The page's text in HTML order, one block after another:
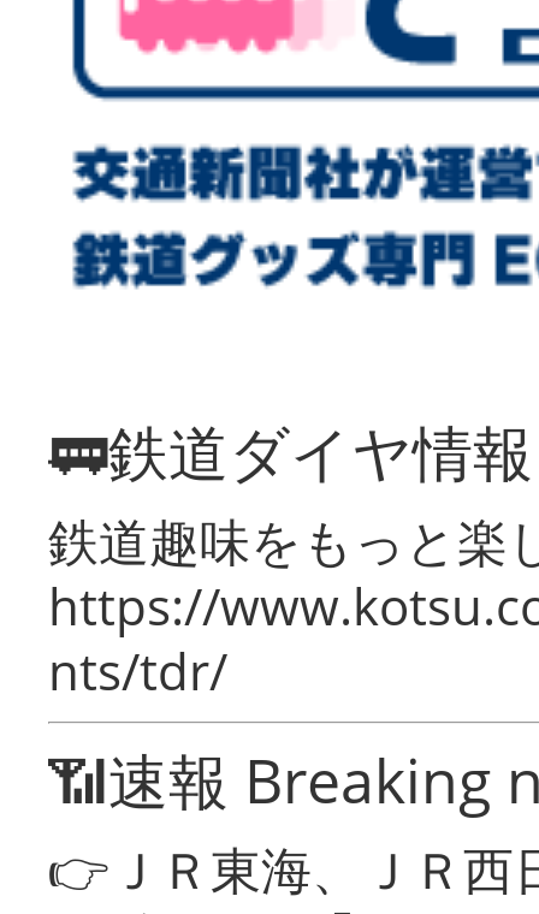
🚃鉄道ダイヤ情
鉄道趣味をもっと楽
https://
nts/tdr/
📶速報 Breaking
👉ＪＲ東海、ＪＲ